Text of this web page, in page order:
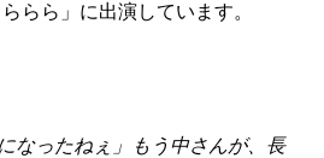
らら」に出演しています。
なったねぇ」もう中さんが、長